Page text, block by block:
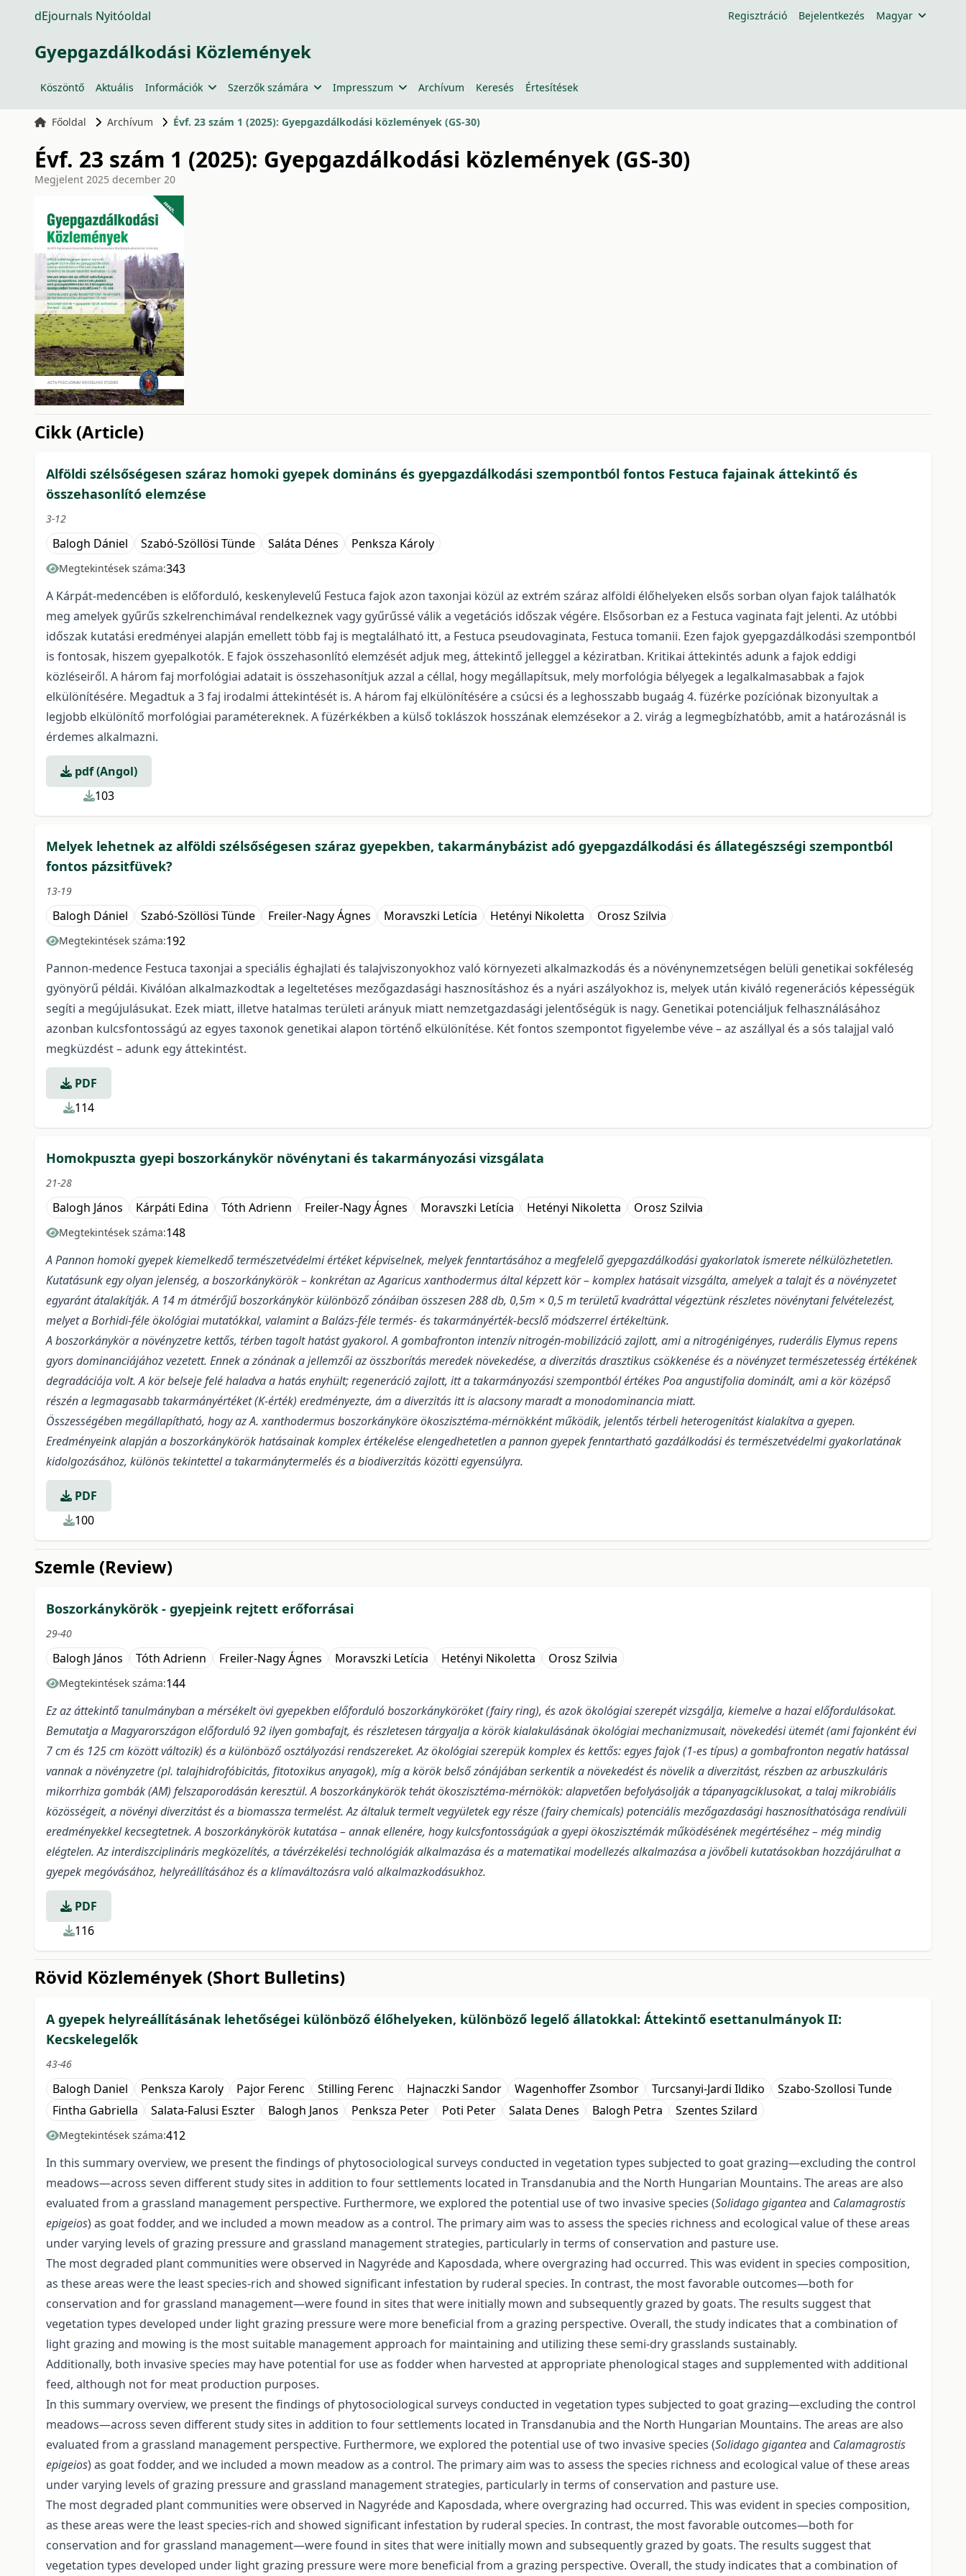
dEjournals Nyitóoldal Regisztráció Bejelentkezés Magyar
Gyepgazdálkodási Közlemények
Köszöntő Aktuális Információk Szerzők számára Impresszum Archívum Keresés Értesítések
Főoldal Archívum Évf. 23 szám 1 (2025): Gyepgazdálkodási közlemények (GS-30)
Évf. 23 szám 1 (2025): Gyepgazdálkodási közlemények (GS-30)
Megjelent 2025 december 20
issue.tableOfContents6a76583e9758b
Cikk (Article)
Alföldi szélsőségesen száraz homoki gyepek domináns és gyepgazdálkodási szempontból fontos Festuca fajainak áttekintő és
összehasonlító elemzése
3-12
Balogh Dániel Szabó-Szöllösi Tünde Saláta Dénes Penksza Károly
Megtekintések száma:343
A Kárpát-medencében is előforduló, keskenylevelű Festuca fajok azon taxonjai közül az extrém száraz alföldi élőhelyeken elsős sorban olyan fajok találhatók
meg amelyek gyűrűs szkelrenchimával rendelkeznek vagy gyűrűssé válik a vegetációs időszak végére. Elsősorban ez a Festuca vaginata fajt jelenti. Az utóbbi
időszak kutatási eredményei alapján emellett több faj is megtalálható itt, a Festuca pseudovaginata, Festuca tomanii. Ezen fajok gyepgazdálkodási szempontból
is fontosak, hiszem gyepalkotók. E fajok összehasonlító elemzését adjuk meg, áttekintő jelleggel a kéziratban. Kritikai áttekintés adunk a fajok eddigi
közléseiről. A három faj morfológiai adatait is összehasonítjuk azzal a céllal, hogy megállapítsuk, mely morfológia bélyegek a legalkalmasabbak a fajok
elkülönítésére. Megadtuk a 3 faj irodalmi áttekintését is. A három faj elkülönítésére a csúcsi és a leghosszabb bugaág 4. füzérke pozíciónak bizonyultak a
legjobb elkülönítő morfológiai paramétereknek. A füzérkékben a külső toklászok hosszának elemzésekor a 2. virág a legmegbízhatóbb, amit a határozásnál is
érdemes alkalmazni.
pdf (Angol)
103
Melyek lehetnek az alföldi szélsőségesen száraz gyepekben, takarmánybázist adó gyepgazdálkodási és állategészségi szempontból
fontos pázsitfüvek?
13-19
Balogh Dániel Szabó-Szöllösi Tünde Freiler-Nagy Ágnes Moravszki Letícia Hetényi Nikoletta Orosz Szilvia
Megtekintések száma:192
Pannon-medence Festuca taxonjai a speciális éghajlati és talajviszonyokhoz való környezeti alkalmazkodás és a növénynemzetségen belüli genetikai sokféleség
gyönyörű példái. Kiválóan alkalmazkodtak a legeltetéses mezőgazdasági hasznosításhoz és a nyári aszályokhoz is, melyek után kiváló regenerációs képességük
segíti a megújulásukat. Ezek miatt, illetve hatalmas területi arányuk miatt nemzetgazdasági jelentőségük is nagy. Genetikai potenciáljuk felhasználásához
azonban kulcsfontosságú az egyes taxonok genetikai alapon történő elkülönítése. Két fontos szempontot figyelembe véve – az aszállyal és a sós talajjal való
megküzdést – adunk egy áttekintést.
PDF
114
Homokpuszta gyepi boszorkánykör növénytani és takarmányozási vizsgálata
21-28
Balogh János Kárpáti Edina Tóth Adrienn Freiler-Nagy Ágnes Moravszki Letícia Hetényi Nikoletta Orosz Szilvia
Megtekintések száma:148
A Pannon homoki gyepek kiemelkedő természetvédelmi értéket képviselnek, melyek fenntartásához a megfelelő gyepgazdálkodási gyakorlatok ismerete nélkülözhetetlen.
Kutatásunk egy olyan jelenség, a boszorkánykörök – konkrétan az Agaricus xanthodermus által képzett kör – komplex hatásait vizsgálta, amelyek a talajt és a növényzetet
egyaránt átalakítják. A 14 m átmérőjű boszorkánykör különböző zónáiban összesen 288 db, 0,5m × 0,5 m területű kvadráttal végeztünk részletes növénytani felvételezést,
melyet a Borhidi-féle ökológiai mutatókkal, valamint a Balázs-féle termés- és takarmányérték-becslő módszerrel értékeltünk.
A boszorkánykör a növényzetre kettős, térben tagolt hatást gyakorol. A gombafronton intenzív nitrogén-mobilizáció zajlott, ami a nitrogénigényes, ruderális Elymus repens
gyors dominanciájához vezetett. Ennek a zónának a jellemzői az összborítás meredek növekedése, a diverzitás drasztikus csökkenése és a növényzet természetesség értékének
degradációja volt. A kör belseje felé haladva a hatás enyhült; regeneráció zajlott, itt a takarmányozási szempontból értékes Poa angustifolia dominált, ami a kör középső
részén a legmagasabb takarmányértéket (K-érték) eredményezte, ám a diverzitás itt is alacsony maradt a monodominancia miatt.
Összességében megállapítható, hogy az A. xanthodermus boszorkányköre ökoszisztéma-mérnökként működik, jelentős térbeli heterogenitást kialakítva a gyepen.
Eredményeink alapján a boszorkánykörök hatásainak komplex értékelése elengedhetetlen a pannon gyepek fenntartható gazdálkodási és természetvédelmi gyakorlatának
kidolgozásához, különös tekintettel a takarmánytermelés és a biodiverzitás közötti egyensúlyra.
PDF
100
Szemle (Review)
Boszorkánykörök - gyepjeink rejtett erőforrásai
29-40
Balogh János Tóth Adrienn Freiler-Nagy Ágnes Moravszki Letícia Hetényi Nikoletta Orosz Szilvia
Megtekintések száma:144
Ez az áttekintő tanulmányban a mérsékelt övi gyepekben előforduló boszorkányköröket (fairy ring), és azok ökológiai szerepét vizsgálja, kiemelve a hazai előfordulásokat.
Bemutatja a Magyarországon előforduló 92 ilyen gombafajt, és részletesen tárgyalja a körök kialakulásának ökológiai mechanizmusait, növekedési ütemét (ami fajonként évi
7 cm és 125 cm között változik) és a különböző osztályozási rendszereket. Az ökológiai szerepük komplex és kettős: egyes fajok (1-es típus) a gombafronton negatív hatással
vannak a növényzetre (pl. talajhidrofóbicitás, fitotoxikus anyagok), míg a körök belső zónájában serkentik a növekedést és növelik a diverzitást, részben az arbuszkuláris
mikorrhiza gombák (AM) felszaporodásán keresztül. A boszorkánykörök tehát ökoszisztéma-mérnökök: alapvetően befolyásolják a tápanyagciklusokat, a talaj mikrobiális
közösségeit, a növényi diverzitást és a biomassza termelést. Az általuk termelt vegyületek egy része (fairy chemicals) potenciális mezőgazdasági hasznosíthatósága rendívüli
eredményekkel kecsegtetnek. A boszorkánykörök kutatása – annak ellenére, hogy kulcsfontosságúak a gyepi ökoszisztémák működésének megértéséhez – még mindig
elégtelen. Az interdiszciplináris megközelítés, a távérzékelési technológiák alkalmazása és a matematikai modellezés alkalmazása a jövőbeli kutatásokban hozzájárulhat a
gyepek megóvásához, helyreállításához és a klímaváltozásra való alkalmazkodásukhoz.
PDF
116
Rövid Közlemények (Short Bulletins)
A gyepek helyreállításának lehetőségei különböző élőhelyeken, különböző legelő állatokkal: Áttekintő esettanulmányok II:
Kecskelegelők
43-46
Balogh Daniel Penksza Karoly Pajor Ferenc Stilling Ferenc Hajnaczki Sandor Wagenhoffer Zsombor Turcsanyi-Jardi Ildiko
Szabo-Szollosi Tunde
Fintha Gabriella
Salata-Falusi Eszter Balogh Janos Penksza Peter Poti Peter Salata Denes Balogh Petra Szentes Szilard
Megtekintések száma:412
In this summary overview, we present the findings of phytosociological surveys conducted in vegetation types subjected to goat grazing—excluding the control
meadows—across seven different study sites in addition to four settlements located in Transdanubia and the North Hungarian Mountains. The areas are also
evaluated from a grassland management perspective. Furthermore, we explored the potential use of two invasive species (Solidago giganteaand Calamagrostis
epigeios) as goat fodder, and we included a mown meadow as a control. The primary aim was to assess the species richness and ecological value of these areas
under varying levels of grazing pressure and grassland management strategies, particularly in terms of conservation and pasture use.
The most degraded plant communities were observed in Nagyréde and Kaposdada, where overgrazing had occurred. This was evident in species composition,
as these areas were the least species-rich and showed significant infestation by ruderal species. In contrast, the most favorable outcomes—both for
conservation and for grassland management—were found in sites that were initially mown and subsequently grazed by goats. The results suggest that
vegetation types developed under light grazing pressure were more beneficial from a grazing perspective. Overall, the study indicates that a combination of
light grazing and mowing is the most suitable management approach for maintaining and utilizing these semi-dry grasslands sustainably.
Additionally, both invasive species may have potential for use as fodder when harvested at appropriate phenological stages and supplemented with additional
feed, although not for meat production purposes.
In this summary overview, we present the findings of phytosociological surveys conducted in vegetation types subjected to goat grazing—excluding the control
meadows—across seven different study sites in addition to four settlements located in Transdanubia and the North Hungarian Mountains. The areas are also
evaluated from a grassland management perspective. Furthermore, we explored the potential use of two invasive species (Solidago giganteaand Calamagrostis
epigeios) as goat fodder, and we included a mown meadow as a control. The primary aim was to assess the species richness and ecological value of these areas
under varying levels of grazing pressure and grassland management strategies, particularly in terms of conservation and pasture use.
The most degraded plant communities were observed in Nagyréde and Kaposdada, where overgrazing had occurred. This was evident in species composition,
as these areas were the least species-rich and showed significant infestation by ruderal species. In contrast, the most favorable outcomes—both for
conservation and for grassland management—were found in sites that were initially mown and subsequently grazed by goats. The results suggest that
vegetation types developed under light grazing pressure were more beneficial from a grazing perspective. Overall, the study indicates that a combination of